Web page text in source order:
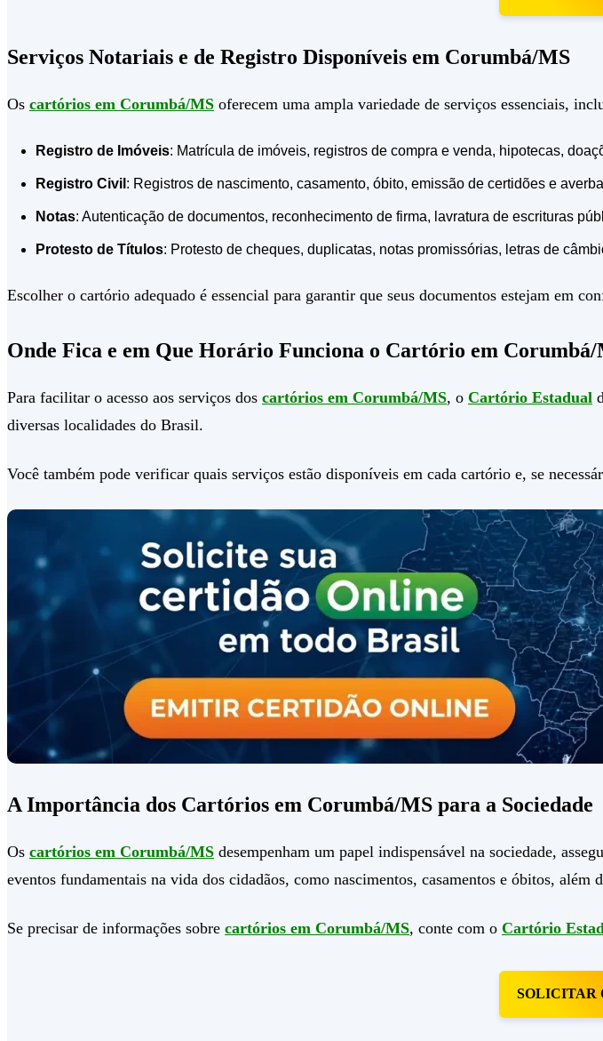
Serviços Notariais e de Registro Disponíveis em Corumbá/MS
Os cartórios em Corumbá/MS oferecem uma ampla variedade de serviços essenciais,
Registro de Imóveis: Matrícula de imóveis, registros de compra e venda, hipotecas,
Registro Civil : Registros de nascimento, casamento, óbito, emissão de certidões e
Notas: Autenticação de documentos, reconhecimento de firma, lavratura de escrituras
Protesto de Títulos: Protesto de cheques, duplicatas, notas promissórias, letras de
Escolher o cartório adequado é essencial para garantir que seus documentos estejam em
Onde Fica e em Que Horário Funciona o Cartório em Corumbá/
Para facilitar o acesso aos serviços dos cartórios em Corumbá/MS, o Cartório Estadual
diversas localidades do Brasil.
Você também pode verificar quais serviços estão disponíveis em cada cartório e, se
A Importância dos Cartórios em Corumbá/MS para a Sociedade
Os cartórios em Corumbá/MS desempenham um papel indispensável na sociedade,
eventos fundamentais na vida dos cidadãos, como nascimentos, casamentos e óbitos,
Se precisar de informações sobre cartórios em Corumbá/MS, conte com o Cartório
SOLICITAR